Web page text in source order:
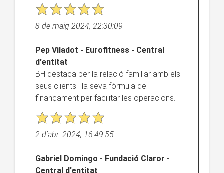
8 de maig 2024, 22:30:09
Pep Viladot - Eurofitness - Central
d'entitat
BH destaca per la relació familiar amb els
seus clients i la seva fórmula de
finançament per facilitar les operacions.
2 d’abr. 2024, 16:49:55
Gabriel Domingo - Fundació Claror -
Central d'entitat